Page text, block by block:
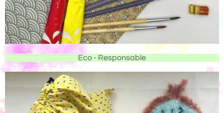
Eco - Responsable